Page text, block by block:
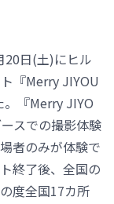
20日(土)にヒル
『Merry JIYOU
『Merry JIYO
スでの撮影体験
者のみが体験で
終了後、全国の
度全国17カ所